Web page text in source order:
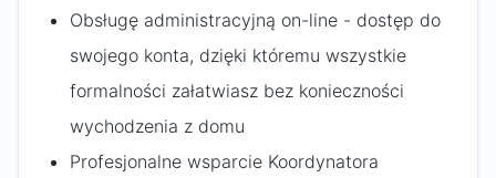
Obsługę administracyjną on-line - dostęp do
swojego konta, dzięki któremu wszystkie
formalności załatwiasz bez konieczności
wychodzenia z domu
Profesjonalne wsparcie Koordynatora